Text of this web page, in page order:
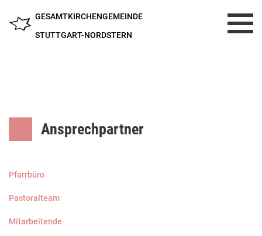
GESAMTKIRCHENGEMEINDE
STUTTGART-NORDSTERN
Ansprechpartner
Pfarrbüro
Pastoralteam
Mitarbeitende